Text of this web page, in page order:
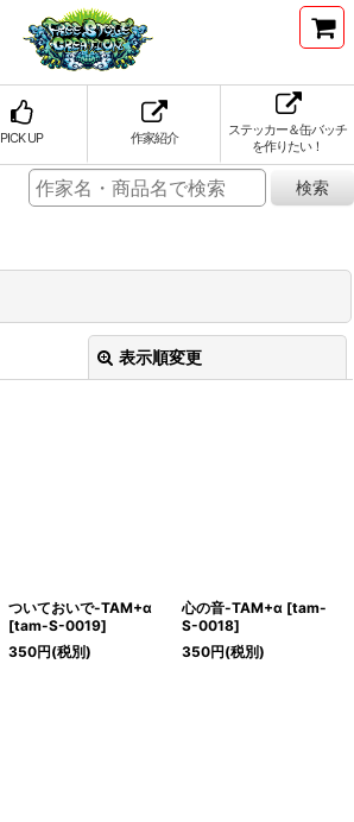
PICK UP 作家紹介
ステッカー＆缶バッチ
を作りたい！
表示順変更
ついておいで-TAM+α
[tam-S-0019]
350円(税別)
心の音-TAM+α [tam-
S-0018]
350円(税別)